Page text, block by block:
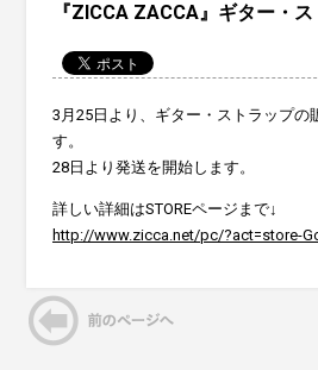
『ZICCA ZACCA』ギター・
3月25日より、ギター・ストラップの
す。
28日より発送を開始します。
詳しい詳細はSTOREページまで↓
http://www.zicca.net/pc/?act=store-